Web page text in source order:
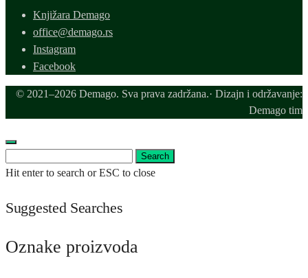
Knjižara Demago
office@demago.rs
Instagram
Facebook
© 2021–2026 Demago. Sva prava zadržana.· Dizajn i održavanje:
Demago tim
for:
Search
Hit enter to search or ESC to close
Suggested Searches
Oznake proizvoda